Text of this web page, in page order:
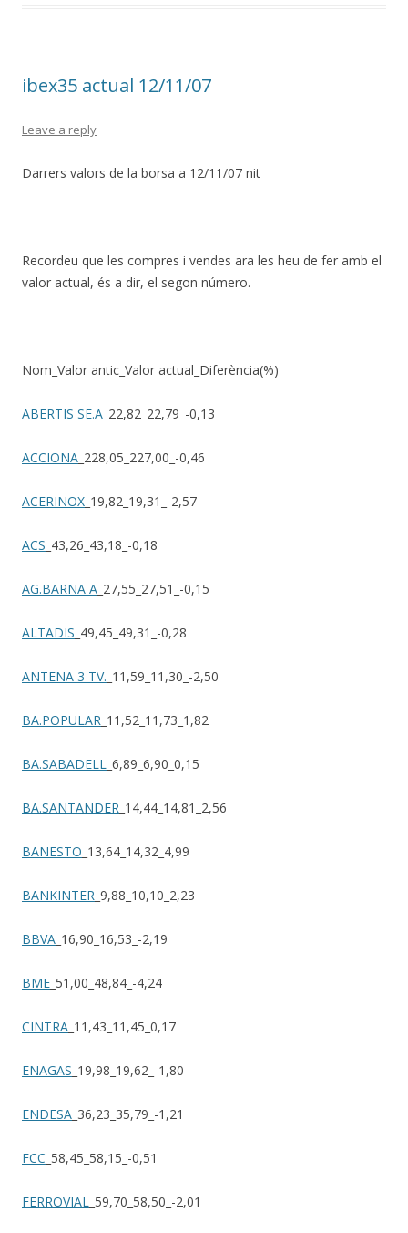
k
ibex35 actual 12/11/07
Leave a reply
Darrers valors de la borsa a 12/11/07 nit
Recordeu que les compres i vendes ara les heu de fer amb el
valor actual, és a dir, el segon número.
Nom_Valor antic_Valor actual_Diferència(%)
ABERTIS SE.A _22,82_22,79_-0,13
ACCIONA _228,05_227,00_-0,46
ACERINOX _19,82_19,31_-2,57
ACS _43,26_43,18_-0,18
AG.BARNA A _27,55_27,51_-0,15
ALTADIS _49,45_49,31_-0,28
ANTENA 3 TV. _11,59_11,30_-2,50
BA.POPULAR _11,52_11,73_1,82
BA.SABADELL _6,89_6,90_0,15
BA.SANTANDER _14,44_14,81_2,56
BANESTO _13,64_14,32_4,99
BANKINTER _9,88_10,10_2,23
BBVA _16,90_16,53_-2,19
BME _51,00_48,84_-4,24
CINTRA _11,43_11,45_0,17
ENAGAS _19,98_19,62_-1,80
ENDESA _36,23_35,79_-1,21
FCC _58,45_58,15_-0,51
FERROVIAL _59,70_58,50_-2,01